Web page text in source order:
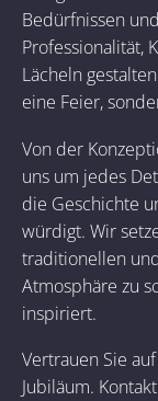
Bedürfnissen
Professionalität,
Lächeln
eine Feier,
Von der
uns um jedes
die Geschichte
würdigt. Wir
traditionellen
Atmosphäre zu
inspiriert.
Vertrauen Sie
Jubiläum.